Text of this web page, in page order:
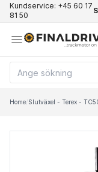
Kundservice: +45 60 17
81 50
Home/Slutväxel - Terex -